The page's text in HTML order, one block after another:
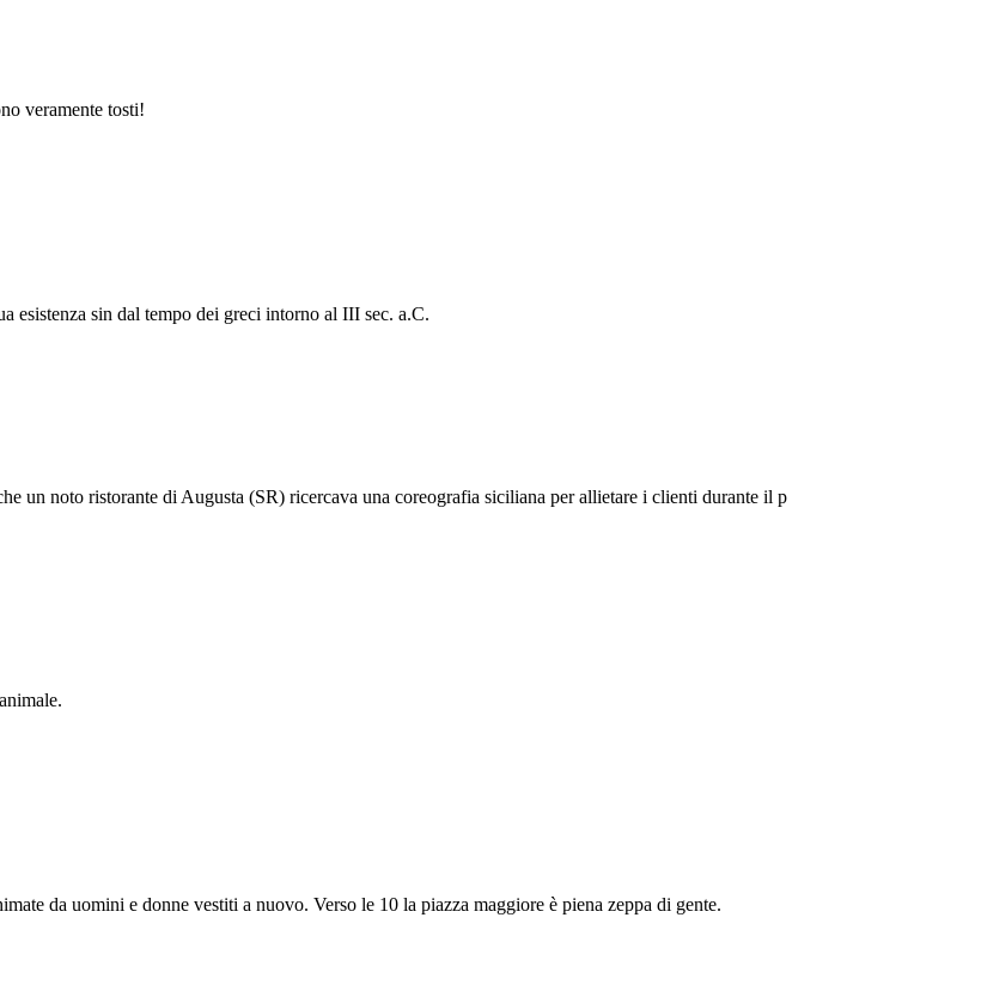
veramente tosti!
esistenza sin dal tempo dei greci intorno al III sec. a.C.
un noto ristorante di Augusta (SR) ricercava una coreografia siciliana per allietare i clienti durante il p
da uomini e donne vestiti a nuovo. Verso le 10 la piazza maggiore è piena zeppa di gente.